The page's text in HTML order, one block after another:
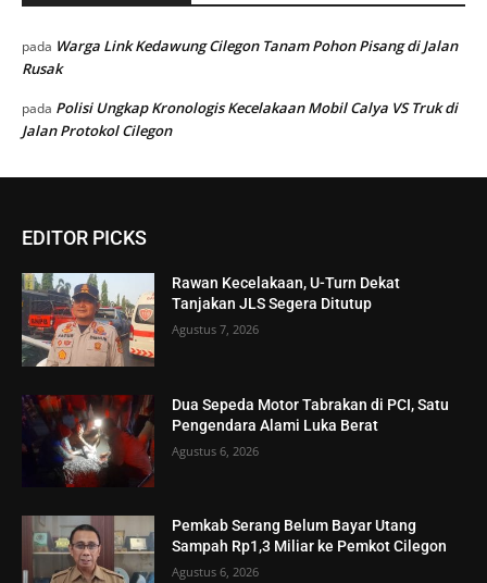
pada Warga Link Kedawung Cilegon Tanam Pohon Pisang di Jalan
Rusak
pada Polisi Ungkap Kronologis Kecelakaan Mobil Calya VS Truk di
Jalan Protokol Cilegon
EDITOR PICKS
Rawan Kecelakaan, U-Turn Dekat
Tanjakan JLS Segera Ditutup
Agustus 7, 2026
Dua Sepeda Motor Tabrakan di PCI, Satu
Pengendara Alami Luka Berat
Agustus 6, 2026
Pemkab Serang Belum Bayar Utang
Sampah Rp1,3 Miliar ke Pemkot Cilegon
Agustus 6, 2026